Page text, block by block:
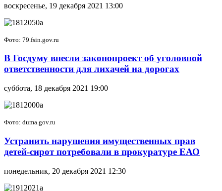
воскресенье, 19 декабря 2021 13:00
Фото: 79.fsin.gov.ru
В Госдуму внесли законопроект об уголовной
ответственности для лихачей на дорогах
суббота, 18 декабря 2021 19:00
Фото: duma.gov.ru
Устранить нарушения имущественных прав
детей-сирот потребовали в прокуратуре ЕАО
понедельник, 20 декабря 2021 12:30